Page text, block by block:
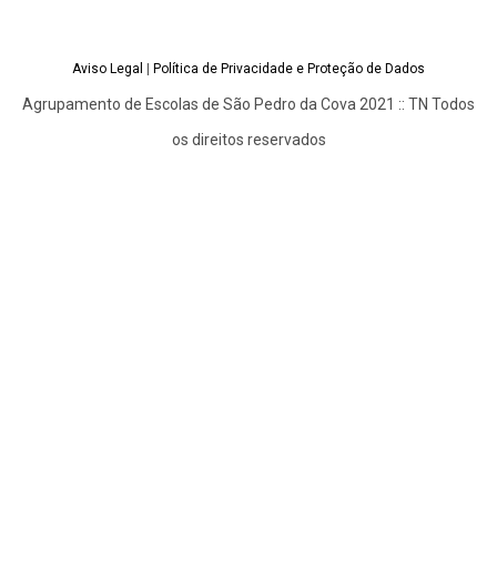
Aviso Legal Política de Privacidade e Proteção de Dados
Agrupamento de Escolas de São Pedro da Cova 2021 :: TN Todos
os direitos reservados